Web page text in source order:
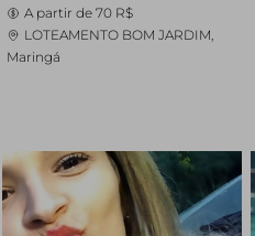
A partir de 70 R$
LOTEAMENTO BOM JARDIM,
Maringá